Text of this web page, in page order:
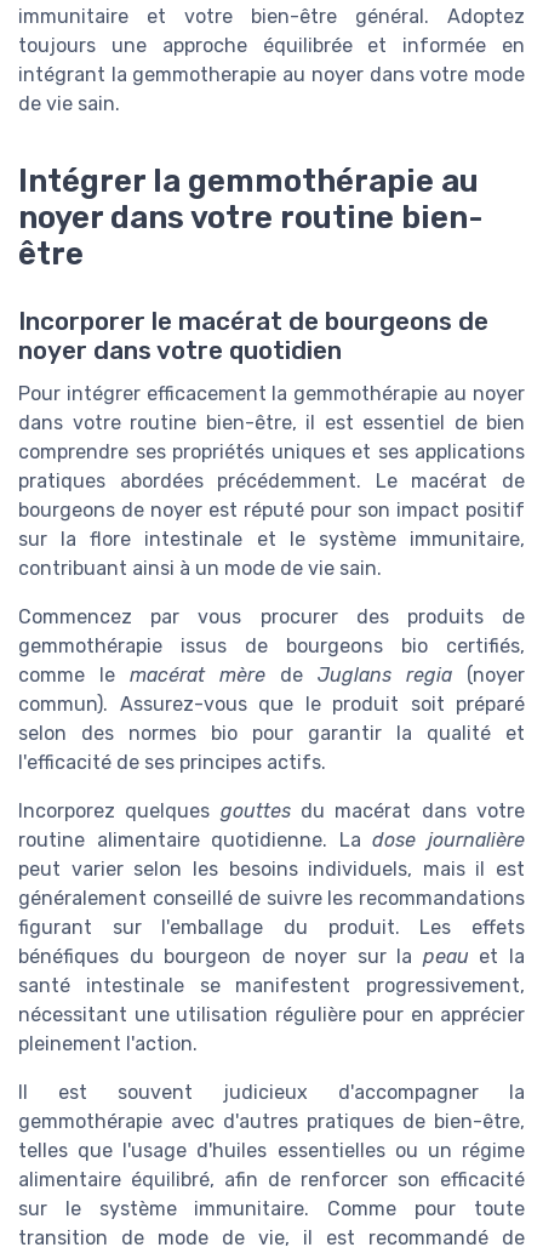
immunitaire et votre bien-être général. Adoptez
toujours une approche équilibrée et informée en
intégrant la gemmotherapie au noyer dans votre mode
de vie sain.
Intégrer la gemmothérapie au
noyer dans votre routine bien-
être
Incorporer le macérat de bourgeons de
noyer dans votre quotidien
Pour intégrer efficacement la gemmothérapie au noyer
dans votre routine bien-être, il est essentiel de bien
comprendre ses propriétés uniques et ses applications
pratiques abordées précédemment. Le macérat de
bourgeons de noyer est réputé pour son impact positif
sur la flore intestinale et le système immunitaire,
contribuant ainsi à un mode de vie sain.
Commencez par vous procurer des produits de
gemmothérapie issus de bourgeons bio certifiés,
comme le macérat mère de Juglans regia (noyer
commun). Assurez-vous que le produit soit préparé
selon des normes bio pour garantir la qualité et
l'efficacité de ses principes actifs.
Incorporez quelques gouttesdu macérat dans votre
routine alimentaire quotidienne. Ladose journalière
peut varier selon les besoins individuels, mais il est
généralement conseillé de suivre les recommandations
figurant sur l'emballage du produit. Les effets
bénéfiques du bourgeon de noyer sur la peau et la
santé intestinale se manifestent progressivement,
nécessitant une utilisation régulière pour en apprécier
pleinement l'action.
Il est souvent judicieux d'accompagner la
gemmothérapie avec d'autres pratiques de bien-être,
telles que l'usage d'huiles essentielles ou un régime
alimentaire équilibré, afin de renforcer son efficacité
sur le système immunitaire. Comme pour toute
transition de mode de vie, il est recommandé de